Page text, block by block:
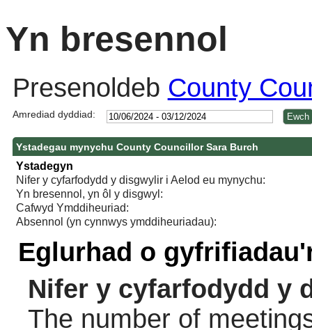
Yn bresennol
Presenoldeb County
Amrediad dyddiad:
Ystadegau mynychu County Councillor Sara Burch
Ystadegyn
Nifer y cyfarfodydd y disgwylir i Aelod eu mynychu:
Yn bresennol, yn ôl y disgwyl:
Cafwyd Ymddiheuriad:
Absennol (yn cynnwys ymddiheuriadau):
Eglurhad o
Nifer y cyfarfodydd y
The number of